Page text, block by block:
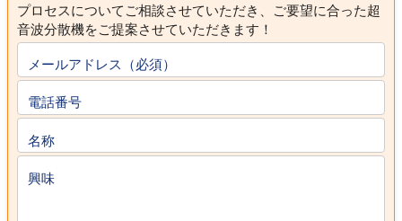
プロセスについてご相談させていただき、ご要望に合った超
音波分散機をご提案させていただきます！
メールアドレス（必須）
電話番号
名称
興味